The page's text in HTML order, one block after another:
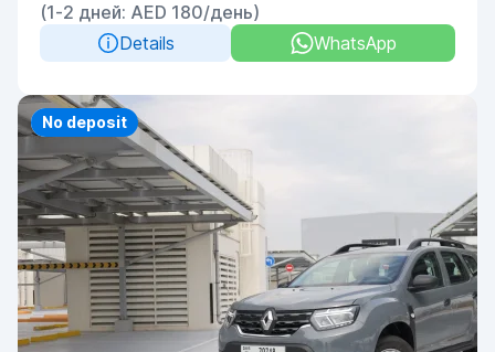
(1-2 дней: AED 180/день)
Details
WhatsApp
Priority
No deposit